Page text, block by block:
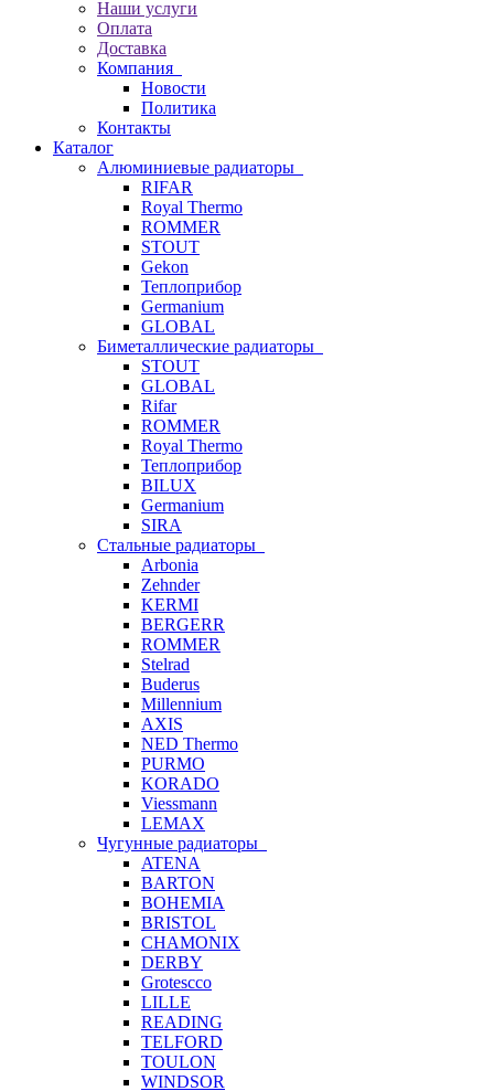
Наши услуги
Оплата
Доставка
Компания
Новости
Политика
Контакты
Каталог
Алюминиевые радиаторы
RIFAR
Royal Thermo
ROMMER
STOUT
Gekon
Теплоприбор
Germanium
GLOBAL
Биметаллические радиаторы
STOUT
GLOBAL
Rifar
ROMMER
Royal Thermo
Теплоприбор
BILUX
Germanium
SIRA
Стальные радиаторы
Arbonia
Zehnder
KERMI
BERGERR
ROMMER
Stelrad
Buderus
Millennium
AXIS
NED Thermo
PURMO
KORADO
Viessmann
LEMAX
Чугунные радиаторы
ATENA
BARTON
BOHEMIA
BRISTOL
CHAMONIX
DERBY
Grotescco
LILLE
READING
TELFORD
TOULON
WINDSOR